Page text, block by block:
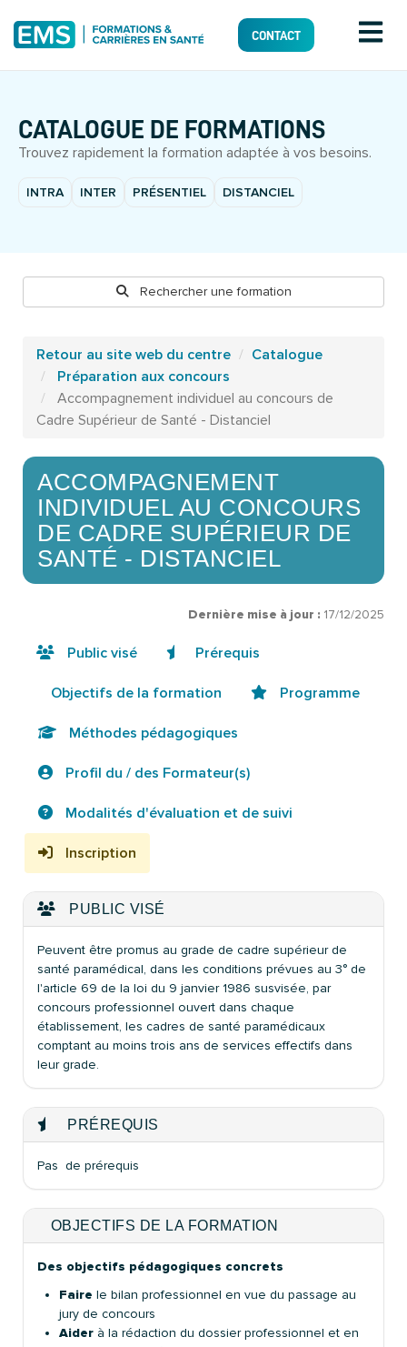
CONTACT
CATALOGUE DE FORMATIONS
Trouvez rapidement la formation adaptée à vos besoins.
INTRA INTER PRÉSENTIEL DISTANCIEL
Rechercher une formation
Retour au site web du centre
Catalogue
Préparation aux concours
Accompagnement individuel au concours de
Cadre Supérieur de Santé - Distanciel
ACCOMPAGNEMENT
INDIVIDUEL AU CONCOURS
DE CADRE SUPÉRIEUR DE
SANTÉ - DISTANCIEL
Dernière mise à jour : 17/12/2025
Public visé Prérequis
Objectifs de la formation Programme
Méthodes pédagogiques
Profil du / des Formateur(s)
Modalités d'évaluation et de suivi
Inscription
PUBLIC VISÉ
Peuvent être promus au grade de cadre supérieur de
santé paramédical, dans les conditions prévues au 3° de
l'article 69 de la loi du 9 janvier 1986 susvisée, par
concours professionnel ouvert dans chaque
établissement, les cadres de santé paramédicaux
comptant au moins trois ans de services effectifs dans
leur grade.
PRÉREQUIS
Pas de prérequis
OBJECTIFS DE LA FORMATION
Des objectifs pédagogiques concrets
Faire le bilan professionnel en vue du passage au
jury de concours
Aider à la rédaction du dossier professionnel et en